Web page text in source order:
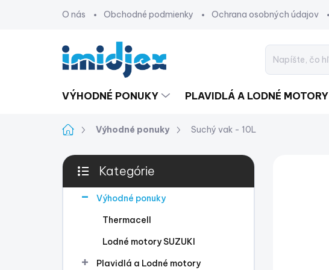
O nás Obchodné podmienky Ochrana osobných údajov
VÝHODNÉ PONUKY PLAVIDLÁ A LODNÉ MOTORY
DomovVýhodné ponuky Suchý vak - 10L
B
č
Preskočiť
kategórie
Kategórie
Výhodné ponuky
Thermacell
Lodné motory SUZUKI
Plavidlá a Lodné motory